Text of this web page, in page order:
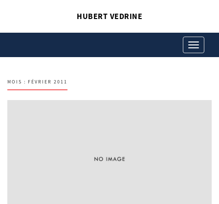
HUBERT VEDRINE
Toggle
navigation
MOIS : FÉVRIER 2011